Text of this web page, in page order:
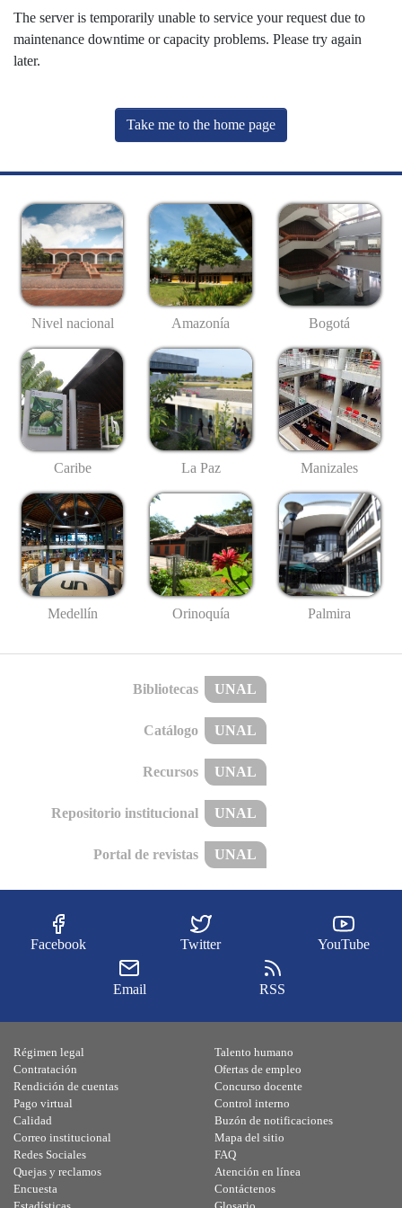
The server is temporarily unable to service your request due to
maintenance downtime or capacity problems. Please try again
later.
Take me to the home page
Nivel nacional Amazonía Bogotá
Caribe La Paz Manizales
Medellín Orinoquía Palmira
Bibliotecas UNAL
Catálogo UNAL
Recursos UNAL
Repositorio institucional UNAL
Portal de revistas UNAL
Facebook Twitter YouTube
Email RSS
Régimen legal
Contratación
Rendición de cuentas
Pago virtual
Calidad
Talento humano
Ofertas de empleo
Concurso docente
Control interno
Buzón de notificaciones
Correo institucional
Redes Sociales
Quejas y reclamos
Encuesta
Mapa del sitio
FAQ
Atención en línea
Contáctenos